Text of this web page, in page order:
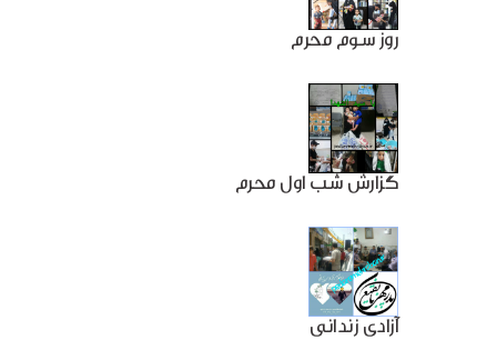
روز سوم محرم
گزارش شب اول محرم
آزادی زندانی